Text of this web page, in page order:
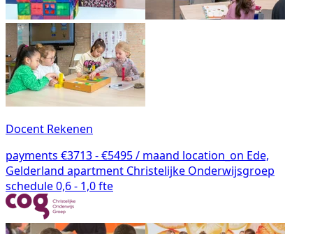
Docent Rekenen
payments €3713 - €5495 / maand location_on Ede,
Gelderland apartment Christelijke Onderwijsgroep
schedule0,6 - 1,0 fte